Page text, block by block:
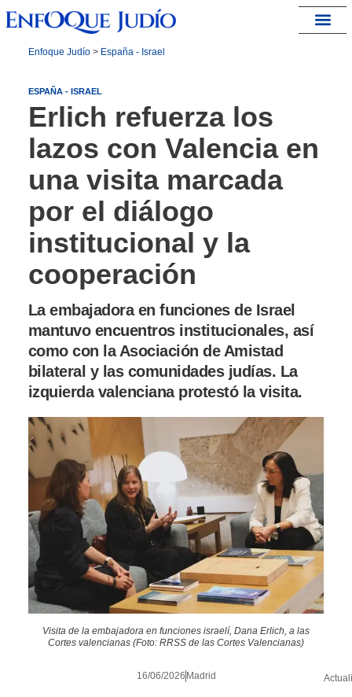
Enfoque Judío> España - Israel
ESPAÑA - ISRAEL
Erlich refuerza los
lazos con Valencia en
una visita marcada
por el diálogo
institucional y la
cooperación
La embajadora en funciones de Israel
mantuvo encuentros institucionales, así
como con la Asociación de Amistad
bilateral y las comunidades judías. La
izquierda valenciana protestó la visita.
Visita de la embajadora en funciones israelí, Dana Erlich, a las
Cortes valencianas (Foto: RRSS de las Cortes Valencianas)
16/06/2026 Madrid